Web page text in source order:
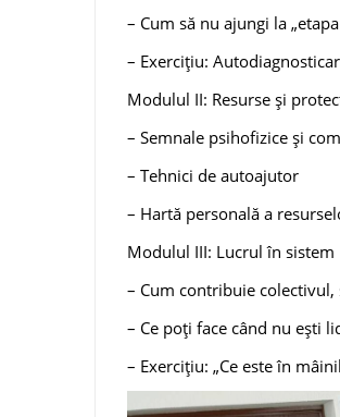
– Cum să nu ajungi la
– Exercițiu:
Modulul II: Resurse și
– Semnale psihofizice și
– Tehnici de autoajutor
– Hartă personală a
Modulul III: Lucrul în sistem
– Cum contribuie colectivul,
– Ce poți face când nu ești
– Exercițiu: „Ce este în